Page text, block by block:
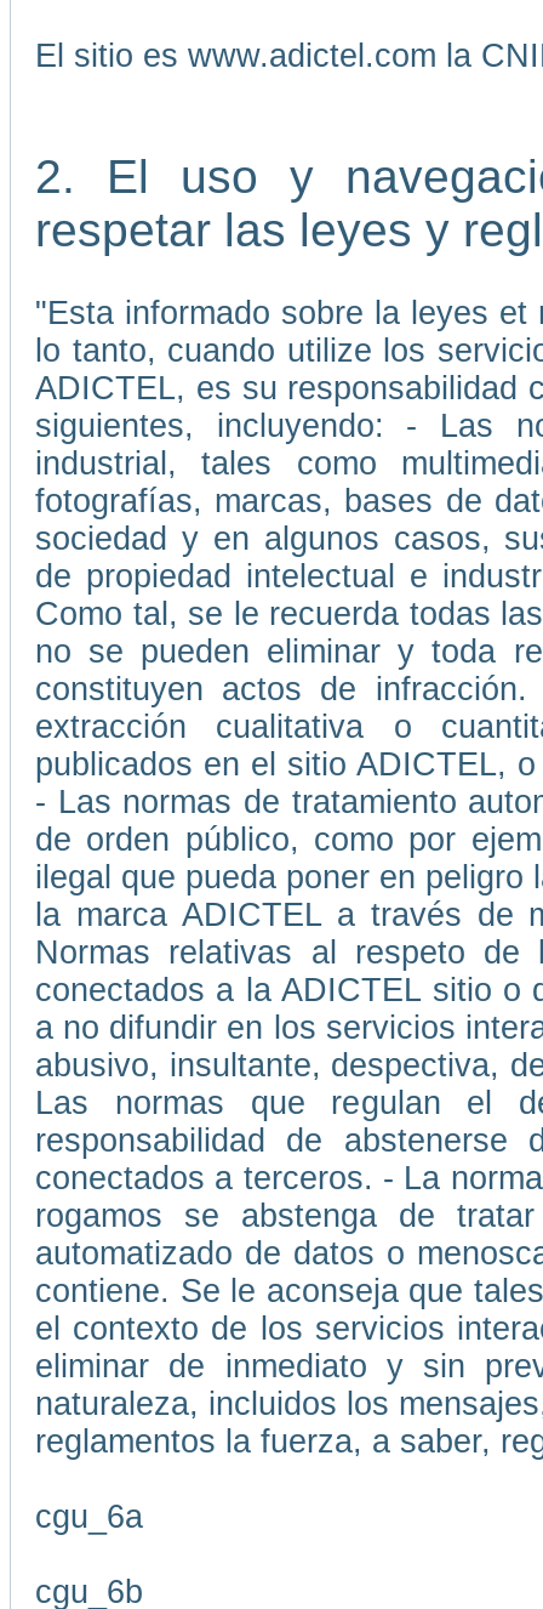
El sitio es www.adictel.com la
2. El uso y
respetar las leyes y
"Esta informado sobre la leyes
lo tanto, cuando utilize los
ADICTEL, es su responsabilidad
siguientes, incluyendo: - Las
industrial, tales como
fotografías, marcas, bases de
sociedad y en algunos casos,
de propiedad intelectual e
Como tal, se le recuerda todas
no se pueden eliminar y toda
constituyen actos de
extracción cualitativa o
publicados en el sitio ADICTEL,
- Las normas de tratamiento
de orden público, como por
ilegal que pueda poner en
la marca ADICTEL a través de
Normas relativas al respeto
conectados a la ADICTEL sitio o
a no difundir en los servicios
abusivo, insultante, despectiva,
Las normas que regulan el
responsabilidad de
conectados a terceros. - La
rogamos se abstenga de
automatizado de datos o
contiene. Se le aconseja que
el contexto de los servicios
eliminar de inmediato y sin
naturaleza, incluidos los
reglamentos la fuerza, a saber,
cgu_6a
cgu_6b